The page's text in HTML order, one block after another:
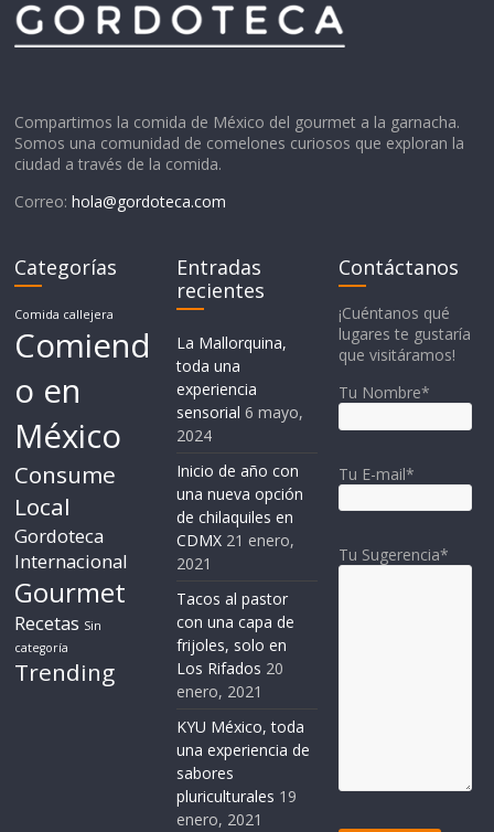
Compartimos la comida de México del gourmet a la garnacha.
Somos una comunidad de comelones curiosos que exploran la
ciudad a través de la comida.
Correo:hola@gordoteca.com
Categorías
Comida callejera
Comiend
o en
México
Consume
Local
Gordoteca
Internacional
Gourmet
Recetas Sin
categoría
Trending
Entradas
recientes
La Mallorquina,
toda una
experiencia
sensorial 6 mayo,
2024
Inicio de año con
una nueva opción
de chilaquiles en
CDMX 21 enero,
2021
Tacos al pastor
con una capa de
frijoles, solo en
Los Rifados 20
enero, 2021
KYU México, toda
una experiencia de
sabores
pluriculturales 19
enero, 2021
Contáctanos
¡Cuéntanos qué
lugares te gustaría
que visitáramos!
Tu Nombre*
Tu E-mail*
Tu Sugerencia*